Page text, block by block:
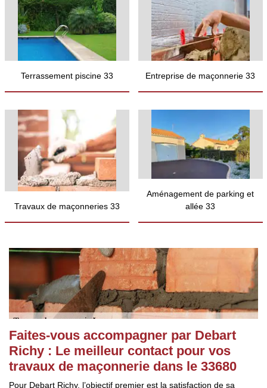
Terrassement piscine 33 Entreprise de maçonnerie 33
Travaux de maçonneries 33
Aménagement de parking et
allée 33
Faites-vous accompagner par Debart
Richy : Le meilleur contact pour vos
travaux de maçonnerie dans le 33680
Pour Debart Richy, l’objectif premier est la satisfaction de sa